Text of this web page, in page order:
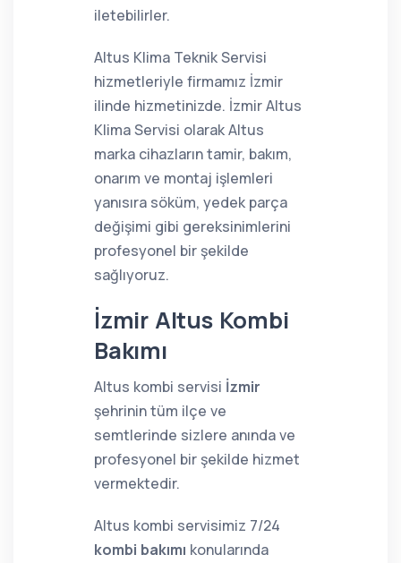
iletebilirler.
Altus Klima Teknik Servisi
hizmetleriyle firmamız İzmir
ilinde hizmetinizde. İzmir Altus
Klima Servisi olarak Altus
marka cihazların tamir, bakım,
onarım ve montaj işlemleri
yanısıra söküm, yedek parça
değişimi gibi gereksinimlerini
profesyonel bir şekilde
sağlıyoruz.
İzmir Altus Kombi
Bakımı
Altus kombi servisi İzmir
şehrinin tüm ilçe ve
semtlerinde sizlere anında ve
profesyonel bir şekilde hizmet
vermektedir.
Altus kombi servisimiz 7/24
kombi bakımı konularında